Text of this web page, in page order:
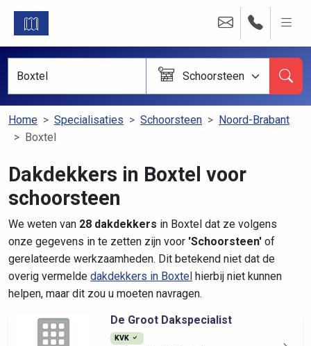
Schoorsteen
Home Specialisaties Schoorsteen
Noord-Brabant
Boxtel
Dakdekkers in Boxtel voor
schoorsteen
We weten van 28 dakdekkers in Boxtel dat ze volgens
onze gegevens in te zetten zijn voor 'Schoorsteen' of
gerelateerde werkzaamheden. Dit betekend niet dat de
overig vermelde dakdekkers in Boxtel hierbij niet kunnen
helpen, maar dit zou u moeten navragen.
De Groot Dakspecialist
KVK